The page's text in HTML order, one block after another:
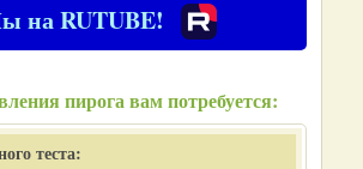
на RUTUBE!
пирога вам потребуется:
теста: